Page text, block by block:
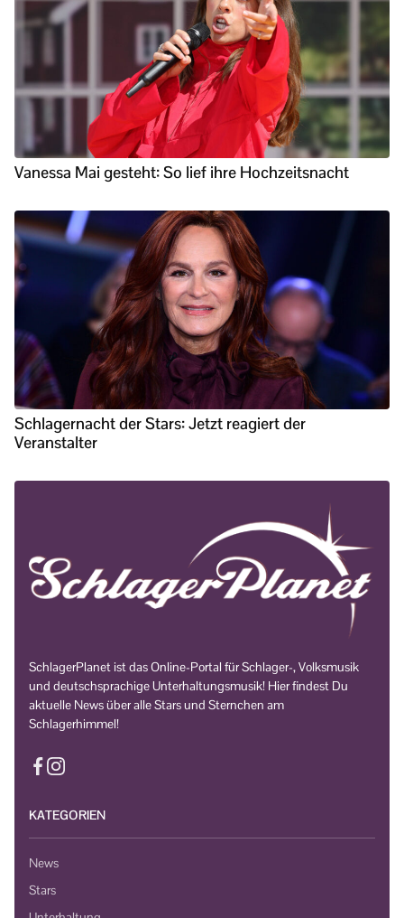
Vanessa Mai gesteht: So lief ihre Hochzeitsnacht
Schlagernacht der Stars: Jetzt reagiert der
Veranstalter
SchlagerPlanet ist das Online-Portal für Schlager-, Volksmusik
und deutschsprachige Unterhaltungsmusik! Hier findest Du
aktuelle News über alle Stars und Sternchen am
Schlagerhimmel!
KATEGORIEN
News
Stars